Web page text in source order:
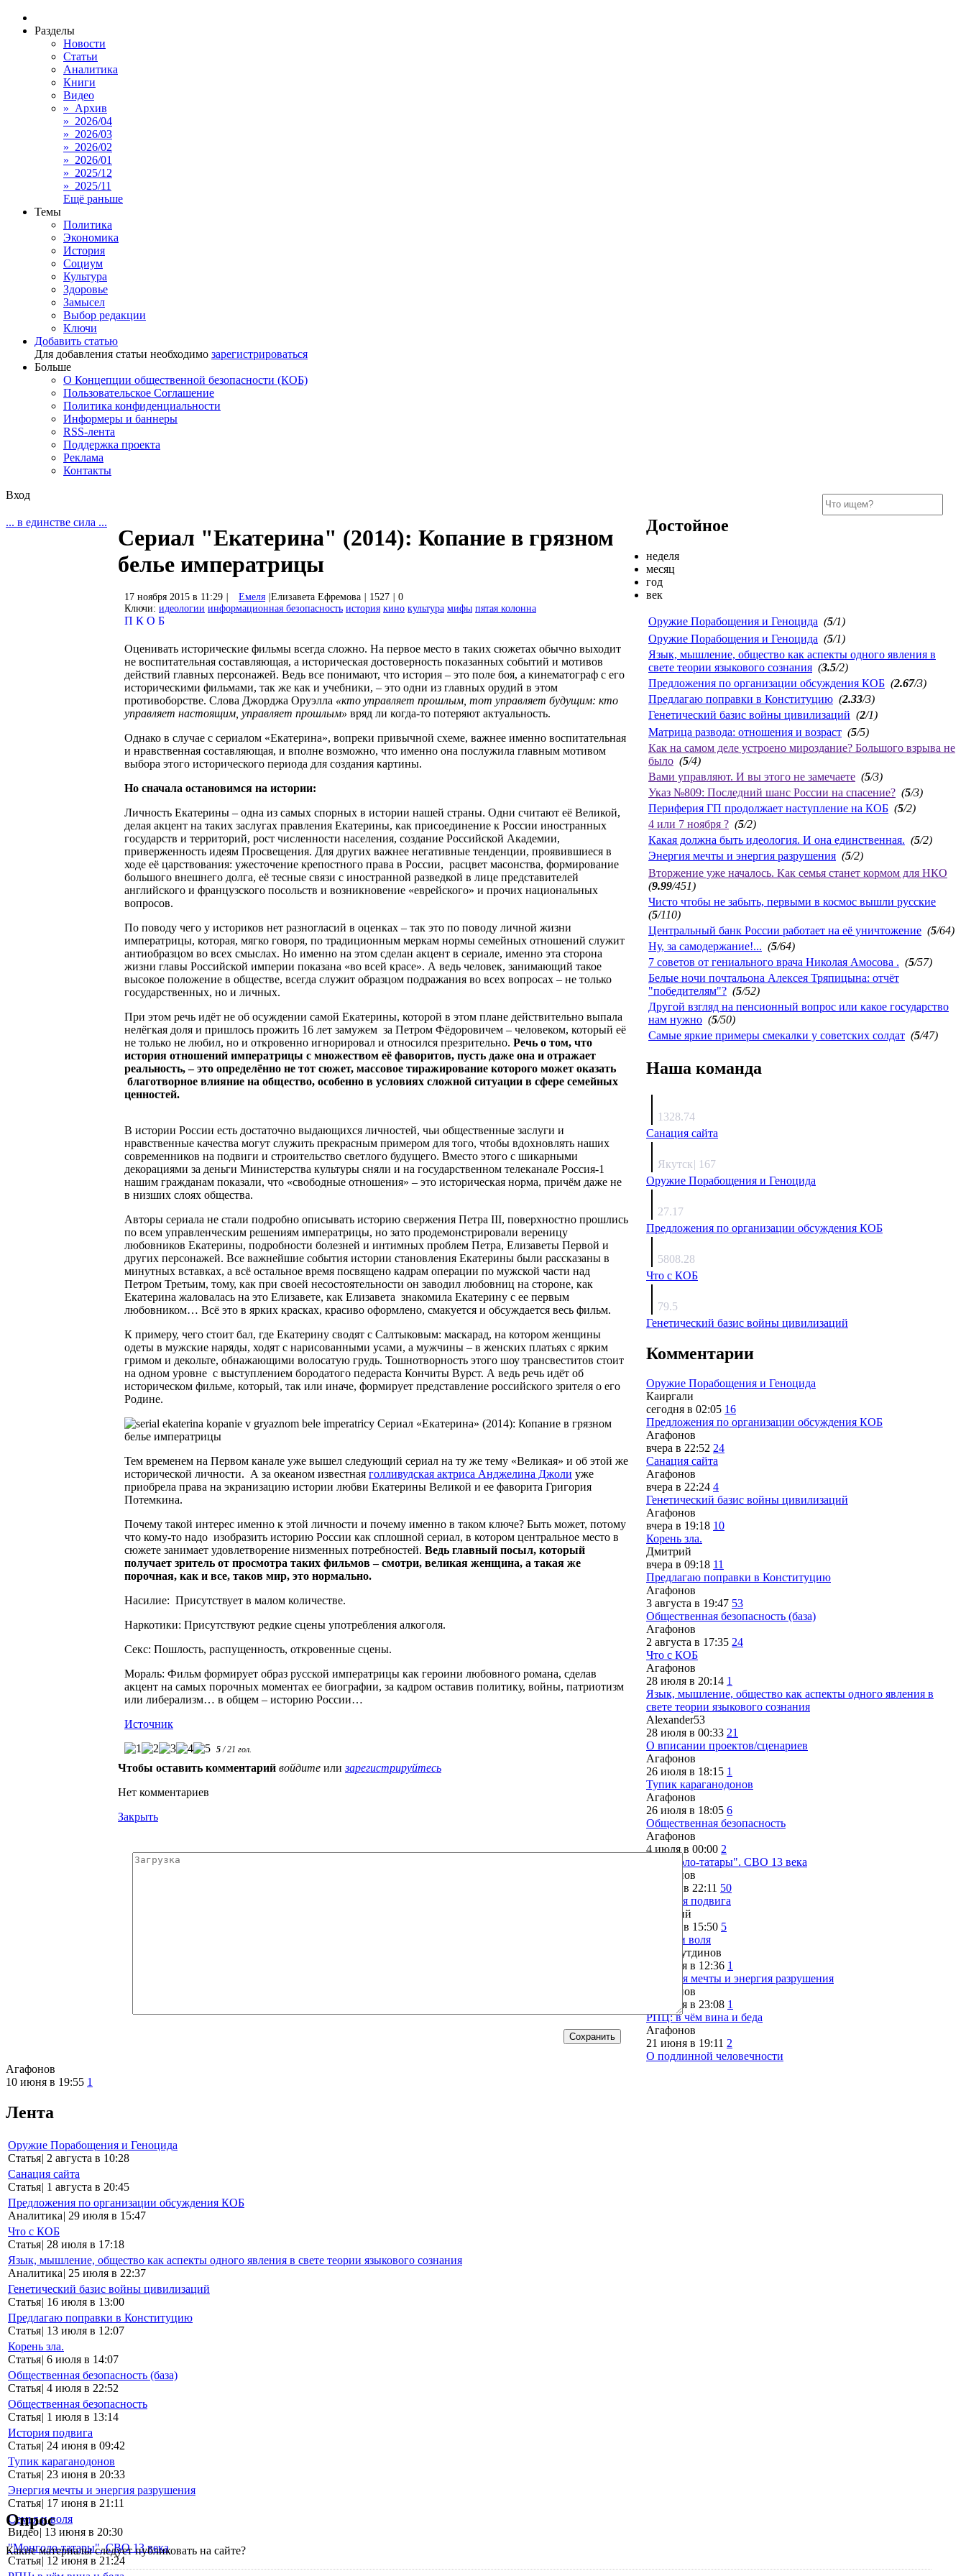
Разделы
Новости
Статьи
Аналитика
Книги
Видео
» Архив
» 2026/04
» 2026/03
» 2026/02
» 2026/01
» 2025/12
» 2025/11
Ещё раньше
Темы
Политика
Экономика
История
Социум
Культура
Здоровье
Замысел
Выбор редакции
Ключи
Добавить статью
Для добавления статьи необходимо зарегистрироваться
Больше
О Концепции общественной безопасности (КОБ)
Пользовательское Соглашение
Политика конфиденциальности
Информеры и баннеры
RSS-лента
Поддержка проекта
Реклама
Контакты
Вход
... в единстве сила ...
Сериал "Екатерина" (2014): Копание в грязном
белье императрицы
17 ноября 2015 в 11:29 Емеля Елизавета Ефремова 1527
0
Ключи: идеологии информационная безопасность история кино культура мифы пятая колонна
П К О Б
Оценивать исторические фильмы всегда сложно. На первое место в таких сюжетах обычно выходит
не воспитательная составляющая, а историческая достоверность показанных событий и мотивов
действий главных персонажей. Ведь все понимают, что история – это поле боя, а кинематограф с его
историческими фильмами, так же как и учебники, – это одни из главных орудий в этом
противоборстве. Слова Джорджа Оруэлла «кто управляет прошлым, тот управляет будущим: кто
управляет настоящим, управляет прошлым» вряд ли когда-то потеряют актуальность.
Однако в случае с сериалом «Екатерина», вопреки привычной схеме, важнее именно воспитательная
и нравственная составляющая, и вполне возможно, что именно она послужила главным мотивом
выбора этого исторического периода для создания картины.
Но сначала остановимся на истории:
Личность Екатерины – одна из самых спорных в истории нашей страны. Одни считают её Великой,
делая акцент на таких заслугах правления Екатерины, как присоединение к России иностранных
государств и территорий, рост численности населения, создание Российской Академии,
приверженность идеям Просвещения. Для других важнее негативные тенденции, проявившиеся в
ходе её царствования: ужесточение крепостного права в России, расцвет масонства, формирование
большого внешнего долга, её тесные связи с иностранной разведкой в лице представителей
английского и французского посольств и возникновение «еврейского» и прочих национальных
вопросов.
По поводу чего у историков нет разногласий в оценках – так это по поводу личной жизни
императрицы, которая, мягко говоря, по традиционным меркам нормы семейных отношений служит
антиобразцом во всех смыслах. Но именно на этом сделан акцент в сериале, именно эта сторона
жизни главы Российской империи показана «во всей красе». А ведь человек, занимающий такое
высокое положение в обществе, всегда служит образцом подражания во всех вопросах – не только
государственных, но и личных.
При этом речь идёт не об осуждении самой Екатерины, которой в этом плане действительно выпала
нелёгкая доля и пришлось прожить 16 лет замужем за Петром Фёдоровичем – человеком, который её
не только не любил, но и откровенно игнорировал и относился презрительно. Речь о том, что
история отношений императрицы с множеством её фаворитов, пусть даже она и отражает
реальность, – это определённо не тот сюжет, массовое тиражирование которого может оказать
благотворное влияние на общество, особенно в условиях сложной ситуации в сфере семейных
ценностей.
В истории России есть достаточно выдающихся личностей, чьи общественные заслуги и
нравственные качества могут служить прекрасным примером для того, чтобы вдохновлять наших
современников на подвиги и строительство светлого будущего. Вместо этого с шикарными
декорациями за деньги Министерства культуры сняли и на государственном телеканале Россия-1
нашим гражданам показали, что «свободные отношения» – это историческая норма, причём даже не
в низших слоях общества.
Авторы сериала не стали подробно описывать историю свержения Петра III, поверхностно прошлись
по всем управленческим решениям императрицы, но зато продемонстрировали вереницу
любовников Екатерины, подробности болезней и интимных проблем Петра, Елизаветы Первой и
других персонажей. Все важнейшие события истории становления Екатерины были рассказаны в
минутных вставках, а всё остальное время посвящено кадрам операции по мужской части над
Петром Третьим, тому, как при своей несостоятельности он заводил любовниц на стороне, как
Екатерина жаловалась на это Елизавете, как Елизавета знакомила Екатерину с ее первым
любовником… Всё это в ярких красках, красиво оформлено, смакуется и обсуждается весь фильм.
К примеру, чего стоит бал, где Екатерину сводят с Салтыковым: маскарад, на котором женщины
одеты в мужские наряды, ходят с нарисованными усами, а мужчины – в женских платьях с ярким
гримом и декольте, обнажающими волосатую грудь. Тошнотворность этого шоу трансвеститов стоит
на одном уровне с выступлением бородатого педераста Кончиты Вурст. А ведь речь идёт об
историческом фильме, который, так или иначе, формирует представление российского зрителя о его
Родине.
Тем временем на Первом канале уже вышел следующий сериал на ту же тему «Великая» и об этой же
исторической личности. А за океаном известная голливудская актриса Анджелина Джоли уже
приобрела права на экранизацию истории любви Екатерины Великой и ее фаворита Григория
Потемкина.
Почему такой интерес именно к этой личности и почему именно в таком ключе? Быть может, потому
что кому-то надо изобразить историю России как сплошной сериал, в котором центральное место в
сюжете занимает удовлетворение низменных потребностей. Ведь главный посыл, который
получает зритель от просмотра таких фильмов – смотри, великая женщина, а такая же
порочная, как и все, таков мир, это нормально.
Насилие: Присутствует в малом количестве.
Наркотики: Присутствуют редкие сцены употребления алкоголя.
Секс: Пошлость, распущенность, откровенные сцены.
Мораль: Фильм формирует образ русской императрицы как героини любовного романа, сделав
акцент на самых порочных моментах ее биографии, за кадром оставив политику, войны, патриотизм
или либерализм… в общем – историю России…
Источник
5/21 гол.
Чтобы оставить комментарий войдите илизарегистрируйтесь
Нет комментариев
Закрыть
Достойное
неделя
месяц
год
век
Оружие Порабощения и Геноцида (5/1)
Оружие Порабощения и Геноцида (5/1)
Язык, мышление, общество как аспекты одного явления в
свете теории языкового сознания (3.5/2)
Предложения по организации обсуждения КОБ (2.67/3)
Предлагаю поправки в Конституцию (2.33/3)
Генетический базис войны цивилизаций (2/1)
Матрица развода: отношения и возраст (5/5)
Как на самом деле устроено мироздание? Большого взрыва не
было (5/4)
Вами управляют. И вы этого не замечаете (5/3)
Указ №809: Последний шанс России на спасение? (5/3)
Периферия ГП продолжает наступление на КОБ (5/2)
4 или 7 ноября ? (5/2)
Какая должна быть идеология. И она единственная. (5/2)
Энергия мечты и энергия разрушения (5/2)
Вторжение уже началось. Как семья станет кормом для НКО
(9.99/451)
Чисто чтобы не забыть, первыми в космос вышли русские
(5/110)
Центральный банк России работает на её уничтожение (5/64)
Ну, за самодержание!... (5/64)
7 советов от гениального врача Николая Амосова . (5/57)
Белые ночи почтальона Алексея Тряпицына: отчёт
"победителям"? (5/52)
Другой взгляд на пенсионный вопрос или какое государство
нам нужно (5/50)
Самые яркие примеры смекалки у советских солдат (5/47)
Наша команда
1328.74
Санация сайта
Якутск| 167
Оружие Порабощения и Геноцида
27.17
Предложения по организации обсуждения КОБ
5808.28
Что с КОБ
79.5
Генетический базис войны цивилизаций
Комментарии
Оружие Порабощения и Геноцида
Каиргали
сегодня в 02:05 16
Предложения по организации обсуждения КОБ
Агафонов
вчера в 22:52 24
Санация сайта
Агафонов
вчера в 22:24 4
Генетический базис войны цивилизаций
Агафонов
вчера в 19:18 10
Корень зла.
Дмитрий
вчера в 09:18 11
Предлагаю поправки в Конституцию
Агафонов
3 августа в 19:47 53
Общественная безопасность (база)
Агафонов
2 августа в 17:35 24
Что с КОБ
Агафонов
28 июля в 20:14 1
Язык, мышление, общество как аспекты одного явления в
свете теории языкового сознания
Alexander53
28 июля в 00:33 21
О вписании проектов/сценариев
Агафонов
26 июля в 18:15 1
Тупик караганодонов
Агафонов
26 июля в 18:05 6
Общественная безопасность
Агафонов
4 июля в 00:00 2
"Монголо-татары". СВО 13 века
Агафонов
2 июля в 22:11 50
История подвига
Дмитрий
2 июля в 15:50 5
Семья и воля
МФасхутдинов
24 июня в 12:36 1
Энергия мечты и энергия разрушения
Агафонов
23 июня в 23:08 1
РПЦ: в чём вина и беда
Агафонов
21 июня в 19:11 2
О подлинной человечности
Агафонов
10 июня в 19:55 1
Лента
Оружие Порабощения и Геноцида
Статья| 2 августа в 10:28
Санация сайта
Статья| 1 августа в 20:45
Предложения по организации обсуждения КОБ
Аналитика| 29 июля в 15:47
Что с КОБ
Статья| 28 июля в 17:18
Язык, мышление, общество как аспекты одного явления в свете теории языкового сознания
Аналитика| 25 июля в 22:37
Генетический базис войны цивилизаций
Статья| 16 июля в 13:00
Предлагаю поправки в Конституцию
Статья| 13 июля в 12:07
Корень зла.
Статья| 6 июля в 14:07
Общественная безопасность (база)
Статья| 4 июля в 22:52
Общественная безопасность
Статья| 1 июля в 13:14
История подвига
Статья| 24 июня в 09:42
Тупик караганодонов
Статья| 23 июня в 20:33
Энергия мечты и энергия разрушения
Статья| 17 июня в 21:11
Семья и воля
Видео| 13 июня в 20:30
"Монголо-татары". СВО 13 века
Статья| 12 июня в 21:24
Опрос
Какие материалы следует публиковать на сайте?